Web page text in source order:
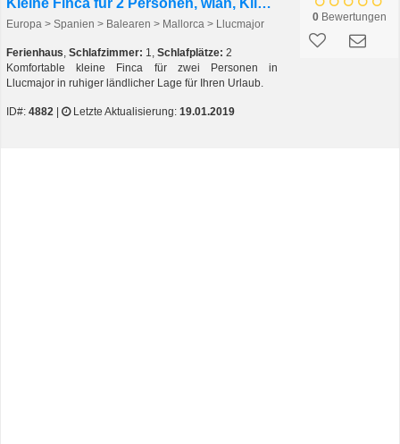
Kleine Finca für 2 Personen, wlan, Klima, pool
Europa > Spanien > Balearen > Mallorca > Llucmajor
Ferienhaus, Schlafzimmer: 1, Schlafplätze: 2
Komfortable kleine Finca für zwei Personen in
Llucmajor in ruhiger ländlicher Lage für Ihren Urlaub.
ID#: 4882 Letzte Aktualisierung: 19.01.2019
0Bewertungen